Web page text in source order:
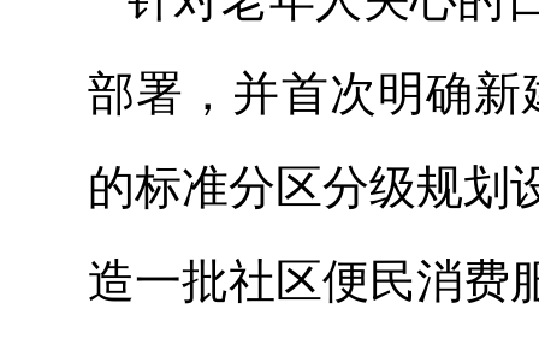
部署，并首次明确
的标准分区分级规划
造一批社区便民消费